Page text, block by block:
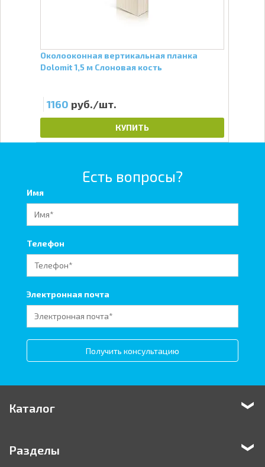
Околооконная вертикальная планка
Dolomit 1,5 м Слоновая кость
1160 руб./шт.
КУПИТЬ
Есть вопросы?
Имя
Телефон
Электронная почта
Получить консультацию
Каталог
Разделы